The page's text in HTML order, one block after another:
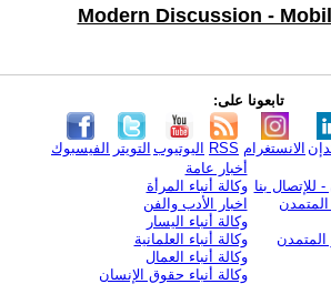
Modern Discussion -
تابعونا على:
الفيسبوك التويتر اليوتيوب RSS الانستغرام
للإتصال بنا
المتمدن
أخبار عامة
وكالة أنباء المرأة
اخبار الأدب والفن
وكالة أنباء اليسار
وكالة أنباء العلمانية
وكالة أنباء العمال
وكالة أنباء حقوق الإنسان